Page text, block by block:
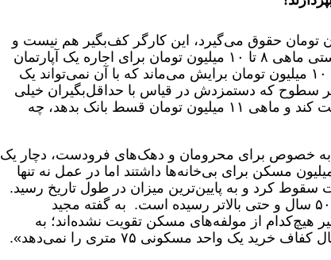
می‌دهد: فرض کنید کارگری ماهی ۱۸ میلیون تومان حقوق می‌گیرد، این کارگر کف‌بگیر هم نیست و
یک کارگر متخصص است؛ خب در بهترین حالت، بایستی ماهی ۸ تا ۱۰ میلیون تومان برای اجاره یک آپارتمان
۷۰ متری بپردازد و بازهم در بهترین حالت ماهی ۸ تا ۱۰ میلیون تومان برایش می‌ماند که با آن نمی‌تواند یک
سطوح که دستمزدش در قیاس با حداقل‌بگیران خیلی
بهتر است، چطور در طرح نهضت ملی مسکن شرکت کند و ماهی ۱۱ میلیون تومان قسط بانک بدهد، چه
به خصوص برای محرومان و دهک‌های فرودست، دچار یک
مسکن برای بی‌خانه‌ها داشتند اما در عمل نه تنها
کرد و به پایین‌ترین میزان در طول تاریخ رسید.
حالا زمان انتظار برای خانه‌دار شدنِ مزدبگیران به ۵۰۰ سال و حتی بالاتر رسیده است. به گفته مجید
از مولفه‌های مسکن تقویت نشده‌اند؛ به